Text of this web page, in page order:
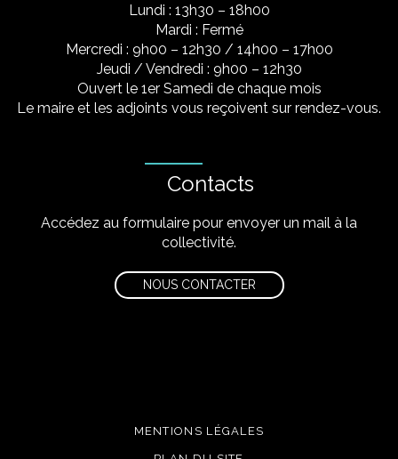
Lundi : 13h30 – 18h00
Mardi : Fermé
Mercredi : 9h00 – 12h30 / 14h00 – 17h00
Jeudi / Vendredi : 9h00 – 12h30
Ouvert le 1er Samedi de chaque mois
Le maire et les adjoints vous reçoivent sur rendez-vous.
Contacts
Accédez au formulaire pour envoyer un mail à la
collectivité.
NOUS CONTACTER
MENTIONS LÉGALES